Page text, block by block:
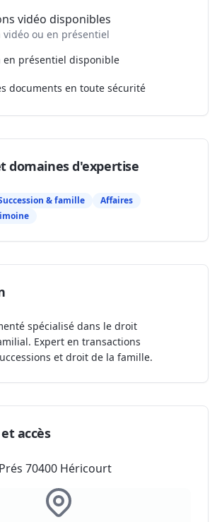
vidéo disponibles
vidéo ou en présentiel
en présentiel disponible
documents en toute sécurité
domaines d'expertise
& famille
Affaires
spécialisé dans le droit
Expert en transactions
et droit de la famille.
accès
70400 Héricourt